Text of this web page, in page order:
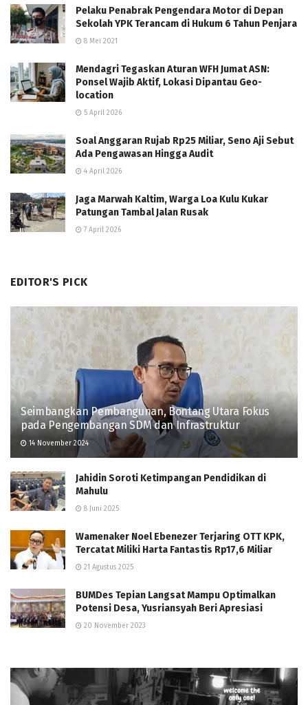
Pelaku Penabrak Pengendara Motor di Depan
Sekolah YPK Terancam di Hukum 6 Tahun Penjara
8 Mei 2021
Mendagri Tegaskan Aturan WFH Jumat ASN:
Ponsel Wajib Aktif, Lokasi Dipantau Geo-
location
5 April 2026
Soal Anggaran Rujab Rp25 Miliar, Seno Aji Sebut
Ada Pengawasan Hingga Audit
4 April 2026
Jaga Marwah Kaltim, Warga Loa Kulu Kukar
Patungan Tambal Jalan Rusak
7 April 2026
EDITOR'S PICK
Seimbangkan Pembangunan, Bontang Utara Fokus
pada Pengembangan SDM dan Infrastruktur
14 November 2024
Jahidin Soroti Ketimpangan Pendidikan di
Mahulu
8 Juni 2025
Wamenaker Noel Ebenezer Terjaring OTT KPK,
Tercatat Miliki Harta Fantastis Rp17,6 Miliar
21 Agustus 2025
BUMDes Tepian Langsat Mampu Optimalkan
Potensi Desa, Yusriansyah Beri Apresiasi
20 November 2023